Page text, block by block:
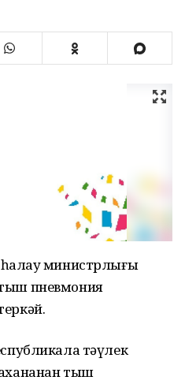
министрлығы
пневмония
тәүлек
тыш